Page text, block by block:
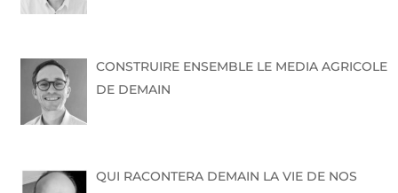
CONSTRUIRE ENSEMBLE LE MEDIA AGRICOLE
DE DEMAIN
QUI RACONTERA DEMAIN LA VIE DE NOS